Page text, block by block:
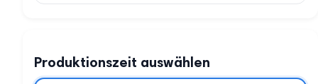
Produktionszeit auswählen